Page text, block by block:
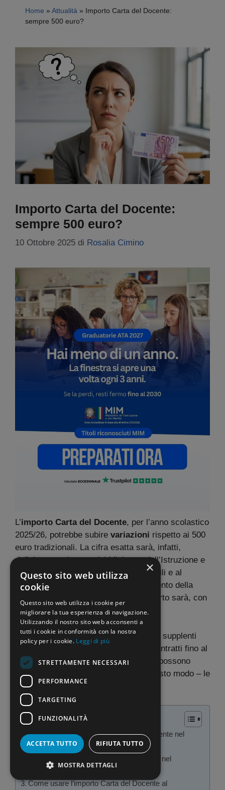
Home » Attualità » Importo Carta del Docente:
sempre 500 euro?
Importo Carta del Docente:
sempre 500 euro?
10 Ottobre 2025 di Rosalia Cimino
L’importo Carta del Docente, per l’anno scolastico
2025/26, potrebbe subire variazioni rispetto ai 500
euro tradizionali. La cifra esatta sarà, infatti,
definita annualmente dal Ministero dell’Istruzione e
del Merito in base alle risorse disponibili e al
numero di destinatari. Visto l’allargamento della
platea dei beneficiari, il prossimo importo sarà, con
molta probabilità, ridotto.
Oltre ai docenti di ruolo, infatti, anche i supplenti
annuali e, tramite ricorso, quelli con contratti fino al
30 giugno o supplenze di pochi giorni, possono
accedere al bonus, ampliando – in questo modo – le
possibilità di utilizzo.
SOMMARIO
Chi può ottenere l’importo Carta del Docente nel
2025/26
Quanto sarà l’importo Carta del Docente nel
2025/26
Come usare l’importo Carta del Docente al
×
Questo sito web utilizza
cookie
Questo sito web utilizza i cookie per
migliorare la tua esperienza di navigazione.
Utilizzando il nostro sito web acconsenti a
tutti i cookie in conformità con la nostra
policy per i cookie. Leggi di più
STRETTAMENTE NECESSARI
PERFORMANCE
TARGETING
FUNZIONALITÀ
ACCETTA TUTTO RIFIUTA TUTTO
MOSTRA DETTAGLI